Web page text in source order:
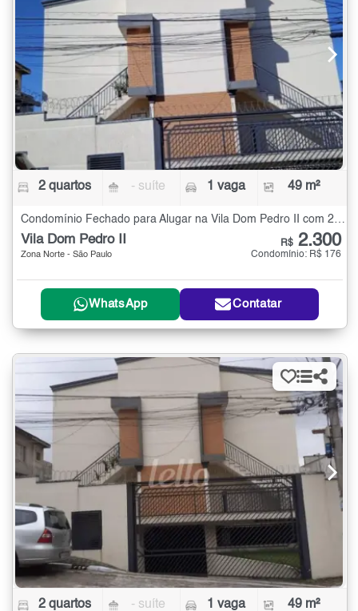
2 quartos - suíte 1 vaga 49 m²
Vila Dom Pedro II
Zona Norte - São Paulo
R$ 2.300
Condomínio: R$ 176
WhatsApp Contatar
2 quartos - suíte 1 vaga 49 m²